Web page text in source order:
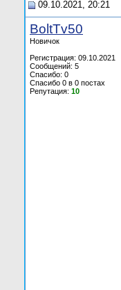
09.10.2021, 20:21
BoltTv50
Новичок
Регистрация: 09.10.2021
Сообщений: 5
Спасибо: 0
Спасибо 0 в 0 постах
Репутация: 10